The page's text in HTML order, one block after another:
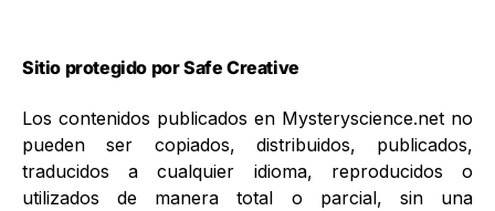
Sitio protegido por Safe Creative
Los contenidos publicados en Mysteryscience.net no
pueden ser copiados, distribuidos, publicados,
traducidos a cualquier idioma, reproducidos o
utilizados de manera total o parcial, sin una